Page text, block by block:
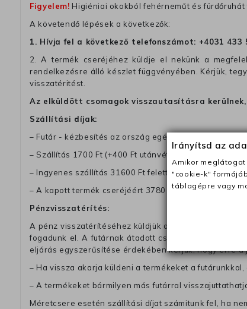
Figyelem! Higiéniai okokból fehérneműt és
A követendő lépések a következők:
1. Hívja fel a következő telefonszámot: +4031 433
2. A termék cseréjéhez küldje el nekünk a
rendelkezésre álló készlet függvényében. Kérjük,
visszatéritést.
Az elküldött csomagok visszautasításra
Szállítási díjak:
– Futár - kézbesítés az ország egész területén, 2-3
– Szállítás 1700 Ft (+400 Ft utánvéttel)
– Ingyenes szállítás 31600 Ft feletti
– A kapott termék cseréjéért 3780 Ft szállítási díjat
Pénzvisszatérítés:
A pénz visszatérítéséhez küldjük a futárt, hogy
fogadunk el. A futárnak átadott csomagba kérjük,
eljárás egyszerűsítése érdekében kérjük, hogy erre
– Ha vissza akarja küldeni a termékeket a
– A termékeket bármilyen más futárral
Méretcsere esetén szállítási díjat számitunk fel, ha
Irányítsd az
Amikor
"cookie-k"
táblagépre vagy